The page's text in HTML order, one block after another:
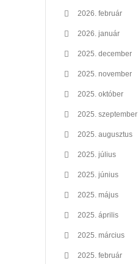
2026. február
2026. január
2025. december
2025. november
2025. október
2025. szeptember
2025. augusztus
2025. július
2025. június
2025. május
2025. április
2025. március
2025. február